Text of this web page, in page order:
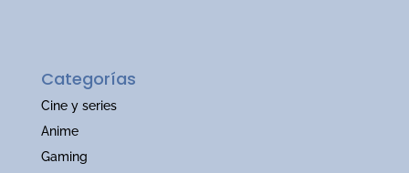
Categorías
Cine y series
Anime
Gaming